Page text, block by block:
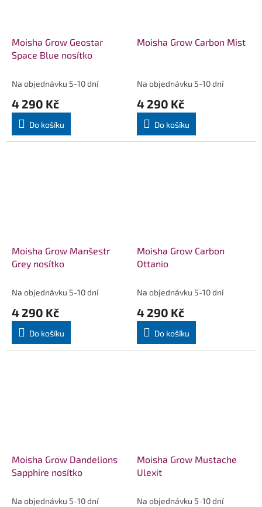
Moisha Grow Geostar
Space Blue nosítko
Na objednávku 5-10 dní
4 290 Kč
Do košíku
Moisha Grow Carbon Mist
Na objednávku 5-10 dní
4 290 Kč
Do košíku
Moisha Grow Manšestr
Grey nosítko
Na objednávku 5-10 dní
4 290 Kč
Do košíku
Moisha Grow Carbon
Ottanio
Na objednávku 5-10 dní
4 290 Kč
Do košíku
Moisha Grow Dandelions
Sapphire nosítko
Na objednávku 5-10 dní
Moisha Grow Mustache
Ulexit
Na objednávku 5-10 dní